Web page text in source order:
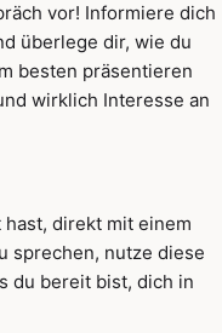
vor! Informiere dich
überlege dir, wie du
besten präsentieren
wirklich Interesse an
direkt mit einem
sprechen, nutze diese
du bereit bist, dich in